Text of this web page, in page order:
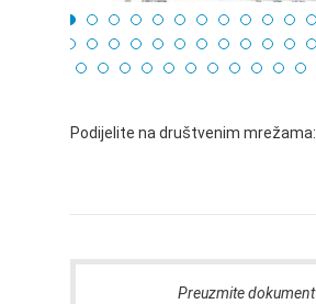
Podijelite na društvenim mrežama:
Preuzmite dokument